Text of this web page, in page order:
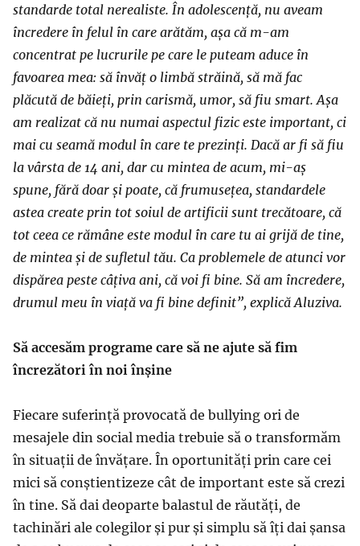
standarde total nerealiste. În adolescență, nu aveam
încredere în felul în care arătăm, așa că m-am
concentrat pe lucrurile pe care le puteam aduce în
favoarea mea: să învăț o limbă străină, să mă fac
plăcută de băieți, prin carismă, umor, să fiu smart. Așa
am realizat că nu numai aspectul fizic este important, ci
mai cu seamă modul în care te prezinți. Dacă ar fi să fiu
la vârsta de 14 ani, dar cu mintea de acum, mi-aș
spune, fără doar și poate, că frumusețea, standardele
astea create prin tot soiul de artificii sunt trecătoare, că
tot ceea ce rămâne este modul în care tu ai grijă de tine,
de mintea și de sufletul tău. Ca problemele de atunci vor
dispărea peste câțiva ani, că voi fi bine. Să am încredere,
drumul meu în viață va fi bine definit”, explică Aluziva.
Să accesăm programe care să ne ajute să fim
încrezători în noi înșine
Fiecare suferință provocată de bullying ori de
mesajele din social media trebuie să o transformăm
în situații de învățare. În oportunități prin care cei
mici să conștientizeze cât de important este să crezi
în tine. Să dai deoparte balastul de răutăți, de
tachinări ale colegilor și pur și simplu să îți dai șansa